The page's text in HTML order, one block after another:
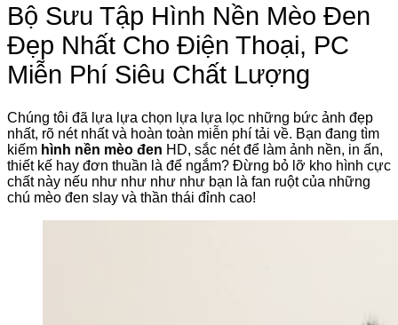
Bộ Sưu Tập Hình Nền Mèo Đen
Đẹp Nhất Cho Điện Thoại, PC
Miễn Phí Siêu Chất Lượng
Chúng tôi đã lựa lựa chọn lựa lựa lọc những bức ảnh đẹp
nhất, rõ nét nhất và hoàn toàn miễn phí tải về. Bạn đang tìm
kiếm hình nền mèo đen HD, sắc nét để làm ảnh nền, in ấn,
thiết kế hay đơn thuần là để ngắm? Đừng bỏ lỡ kho hình cực
chất này nếu như như như như bạn là fan ruột của những
chú mèo đen slay và thần thái đỉnh cao!